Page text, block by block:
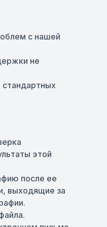
с нашей
не
этой
после ее
выходящие за